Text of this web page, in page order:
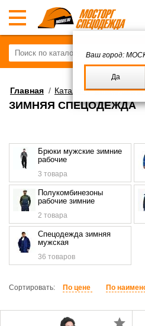
Ваш город:
Да
Главная / Каталог/Спецодежда
ЗИМНЯЯ СПЕЦОДЕЖДА
Брюки мужские зимние
рабочие
3 товара
Полукомбинезоны
рабочие зимние
2 товара
Спецодежда зимняя
мужская
36 товаров
Сортировать: По цене По